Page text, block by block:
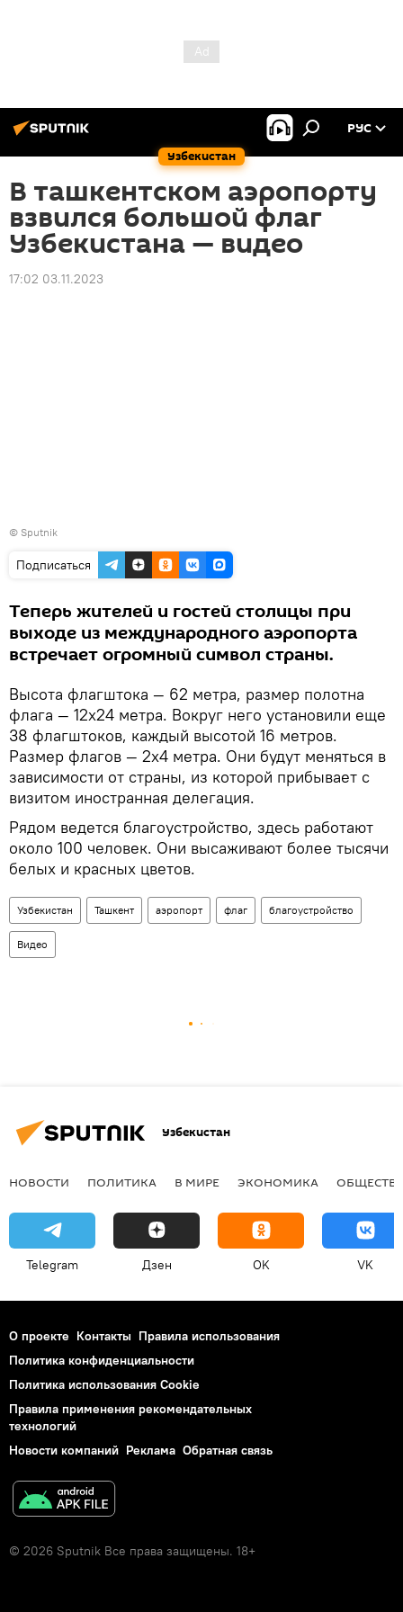
Узбекистан
РУС
В ташкентском аэропорту
взвился большой флаг
Узбекистана — видео
17:02 03.11.2023
© Sputnik
Подписаться
Теперь жителей и гостей столицы при
выходе из международного аэропорта
встречает огромный символ страны.
Высота флагштока — 62 метра, размер полотна
флага — 12х24 метра. Вокруг него установили еще
38 флагштоков, каждый высотой 16 метров.
Размер флагов — 2х4 метра. Они будут меняться в
зависимости от страны, из которой прибывает с
визитом иностранная делегация.
Рядом ведется благоустройство, здесь работают
около 100 человек. Они высаживают более тысячи
белых и красных цветов.
Узбекистан Ташкент аэропорт флаг благоустройство
Видео
Узбекистан
НОВОСТИ ПОЛИТИКА В МИРЕ ЭКОНОМИКА
Telegram Дзен OK VK
О проекте Контакты Правила использования
Политика конфиденциальности
Политика использования Cookie
Правила применения рекомендательных
технологий
Новости компаний Реклама Обратная связь
© 2026 Sputnik Все права защищены. 18+